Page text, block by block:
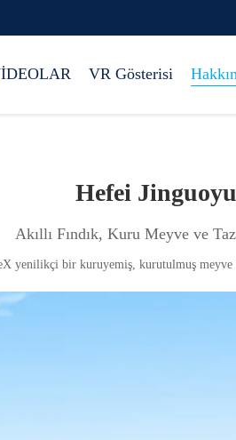
VR Gösterisi
Hefei
Akıllı Fındık, Kuru Meyve ve
yenilikçi bir kuruyemiş, kurutulmuş meyve